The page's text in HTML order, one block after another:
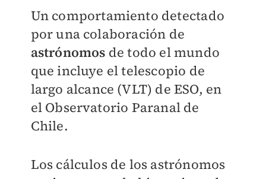
Un comportamiento detectado
por una colaboración de
astrónomos de todo el mundo
que incluye el telescopio de
largo alcance (VLT) de ESO, en
el Observatorio Paranal de
Chile.
Los cálculos de los astrónomos